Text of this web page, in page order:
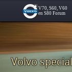
Volvo